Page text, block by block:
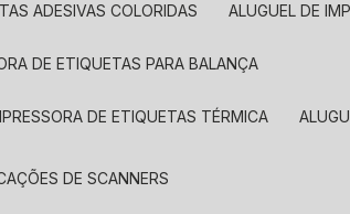
ADESIVAS COLORIDAS ALUGUEL DE
DE ETIQUETAS PARA BALANÇA
DE ETIQUETAS TÉRMICA
DE SCANNERS